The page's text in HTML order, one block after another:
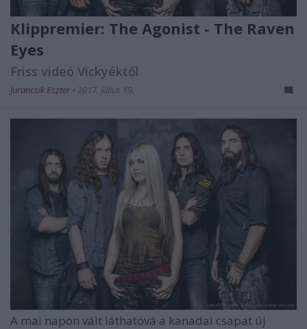
Klippremier: The Agonist - The Raven
Eyes
Friss videó Vickyéktől
Jurancsik Eszter • 2017. július 19.
A mai napon vált láthatóvá a kanadai csapat új